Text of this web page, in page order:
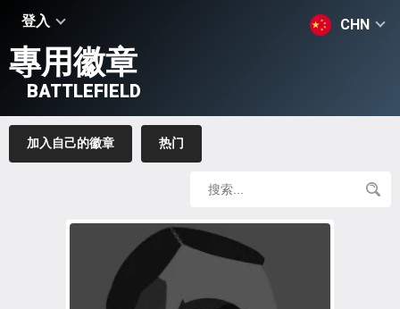
登入 CHN
專用徽章
BATTLEFIELD
加入自己的徽章 热门